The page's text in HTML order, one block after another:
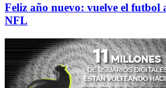
Feliz año nuevo: vuelve el futbol
NFL